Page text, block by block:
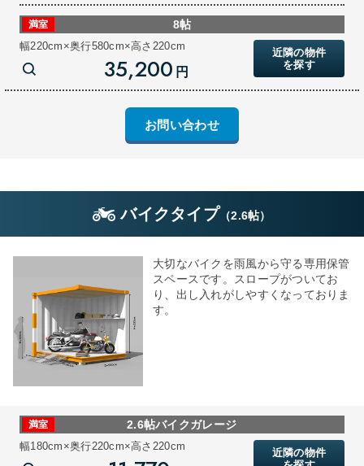
8帖
幅220cm×奥行580cm×高さ220cm
満室
35,200 円
近隣の物件
を探す
お問い合わせ
バイクタイプ （2.6帖）
大切なバイクを雨風から守る専用保管
スペースです。スロープがついてお
り、出し入れがしやすくなっておりま
す。
2.6帖バイクガレージ
幅180cm×奥行220cm×高さ220cm
満室
近隣の物件